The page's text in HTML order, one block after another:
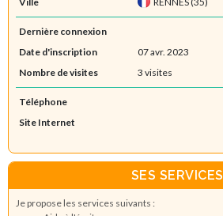
Dernière connexion
Date d'inscription
07 avr. 2023
Nombre de visites
3 visites
Téléphone
Site Internet
SES SERVICES
Je propose les services suivants :